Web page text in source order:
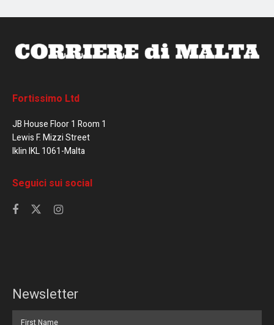
Fortissimo Ltd
JB House Floor 1 Room 1
Lewis F. Mizzi Street
Iklin IKL 1061-Malta
Seguici sui social
Newsletter